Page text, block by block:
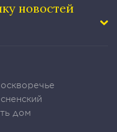
новостей
дом